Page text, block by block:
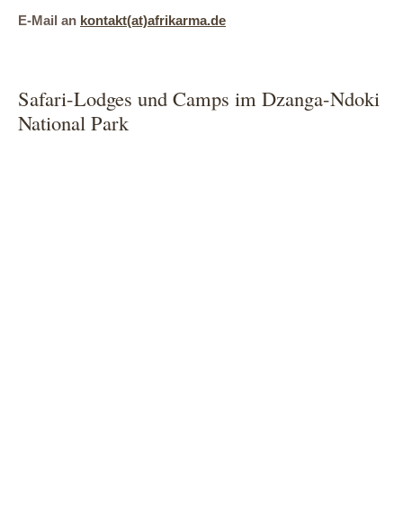
E-Mail an kontakt(at)afrikarma.de
Safari-Lodges und Camps im Dzanga-Ndoki
National Park